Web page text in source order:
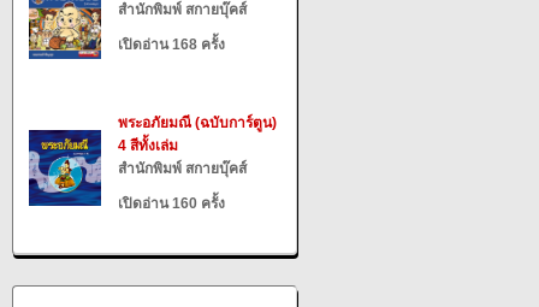
สำนักพิมพ์ สกายบุ๊คส์
เปิดอ่าน 168 ครั้ง
พระอภัยมณี (ฉบับการ์ตูน)
4 สีทั้งเล่ม
สำนักพิมพ์ สกายบุ๊คส์
เปิดอ่าน 160 ครั้ง